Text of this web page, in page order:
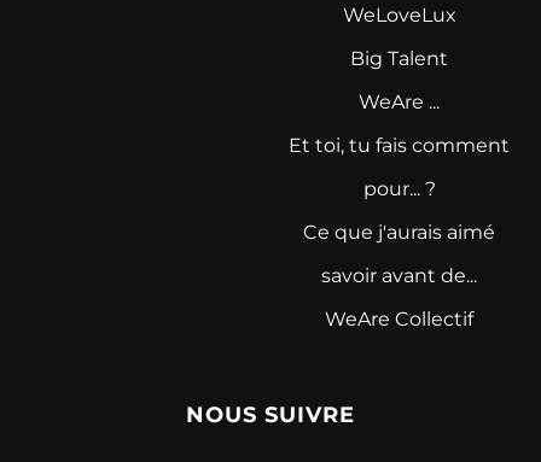
WeLoveLux
Big Talent
WeAre ...
Et toi, tu fais comment
pour... ?
Ce que j'aurais aimé
savoir avant de...
WeAre Collectif
NOUS SUIVRE